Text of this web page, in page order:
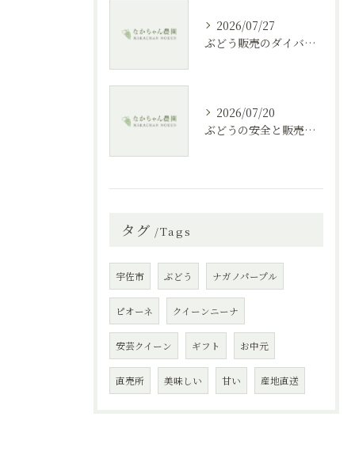
2026/07/27
ぶどう販売のダイバーシティを知り賢く買う時期と多様な選び方
2026/07/20
ぶどうの安全と販売にこだわる大分県の家族で楽しめる選び方ガイド
タグ Tags
宇佐市 ぶどう ナガノパープル
ピオーネ クイーンニーナ
安芸クイーン ギフト お中元
直売所 美味しい 甘い 産地直送